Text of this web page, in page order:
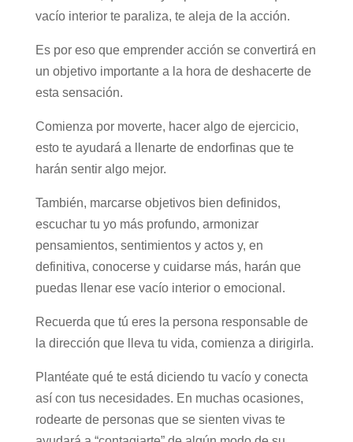
vacío interior te paraliza, te aleja de la acción.
Es por eso que emprender acción se convertirá en
un objetivo importante a la hora de deshacerte de
esta sensación.
Comienza por moverte, hacer algo de ejercicio,
esto te ayudará a llenarte de endorfinas que te
harán sentir algo mejor.
También, marcarse objetivos bien definidos,
escuchar tu yo más profundo, armonizar
pensamientos, sentimientos y actos y, en
definitiva, conocerse y cuidarse más, harán que
puedas llenar ese vacío interior o emocional.
Recuerda que tú eres la persona responsable de
la dirección que lleva tu vida, comienza a dirigirla.
Plantéate qué te está diciendo tu vacío y conecta
así con tus necesidades. En muchas ocasiones,
rodearte de personas que se sienten vivas te